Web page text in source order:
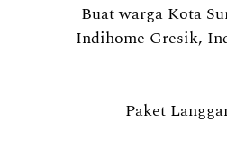
Buat warga Kota
Indihome Gresik,
Paket